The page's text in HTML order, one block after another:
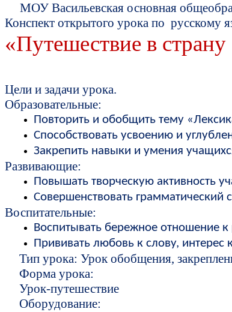
МОУ Васильевская основная
Конспект открытого урока по русскому
«Путешествие в
Цели и задачи урока.
Образовательные:
Повторить и обобщить тему
Способствовать усвоению и
Закрепить навыки и умения
Развивающие:
Повышать творческую активность
Совершенствовать грамматический
Воспитательные:
Воспитывать бережное отношение
Прививать любовь к слову, интерес
Тип урока: Урок обобщения,
Форма урока:
Урок-путешествие
Оборудование: